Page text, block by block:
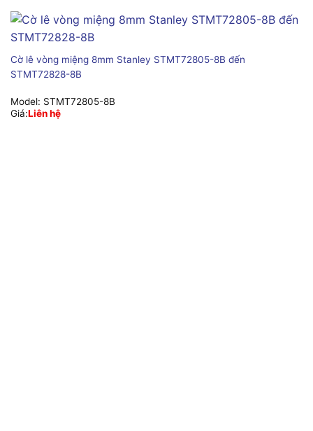
Cờ lê vòng miệng 8mm Stanley STMT72805-8B đến
STMT72828-8B
Model: STMT72805-8B
Giá:Liên hệ